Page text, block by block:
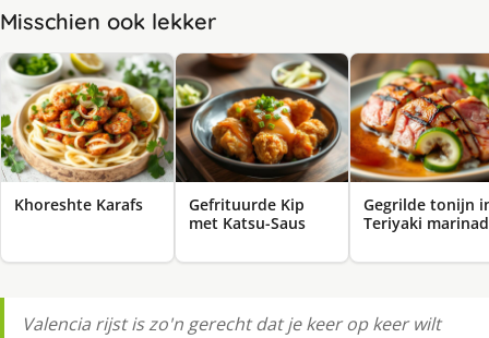
Misschien ook lekker
Khoreshte Karafs
Gefrituurde Kip
met Katsu-Saus
Gegrilde tonijn
Teriyaki
Valencia rijst is zo'n gerecht dat je keer op keer wilt